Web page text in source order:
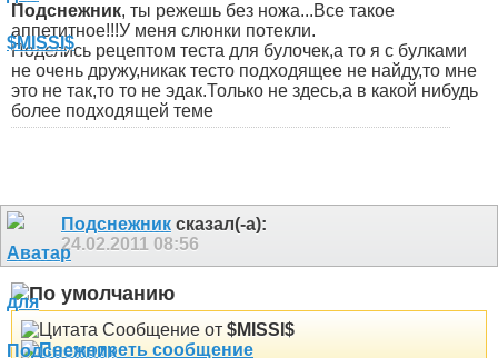
Подснежник, ты режешь без ножа...Все такое
аппетитное!!!У меня слюнки потекли.
Поделись рецептом теста для булочек,а то я с булками
не очень дружу,никак тесто подходящее не найду,то мне
это не так,то то не эдак.Только не здесь,а в какой нибудь
более подходящей теме
Подснежник сказал(-а):
24.02.2011 08:56
Сообщение от $MISSI$